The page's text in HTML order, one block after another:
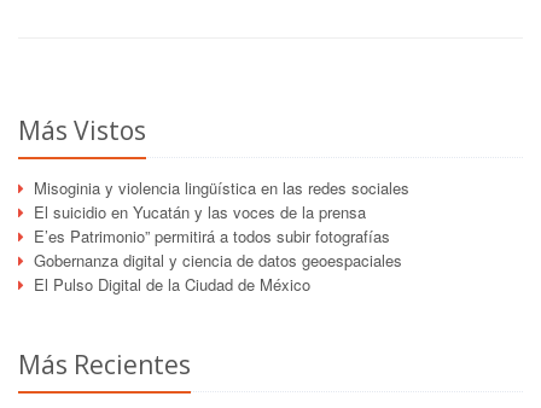
Más Vistos
Misoginia y violencia lingüística en las redes sociales
El suicidio en Yucatán y las voces de la prensa
E’es Patrimonio” permitirá a todos subir fotografías
Gobernanza digital y ciencia de datos geoespaciales
El Pulso Digital de la Ciudad de México
Más Recientes